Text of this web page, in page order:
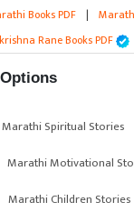
Books PDF |
Rane Books PDF
Marathi Spiritual Stories
Marathi Motivational
Marathi Children Stories